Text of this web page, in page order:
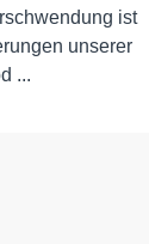
ist
unserer
...